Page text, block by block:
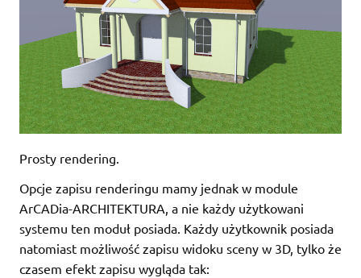
Prosty rendering.
Opcje zapisu renderingu mamy jednak w module
ArCADia-ARCHITEKTURA, a nie każdy użytkowani
systemu ten moduł posiada. Każdy użytkownik posiada
natomiast możliwość zapisu widoku sceny w 3D, tylko że
czasem efekt zapisu wygląda tak: